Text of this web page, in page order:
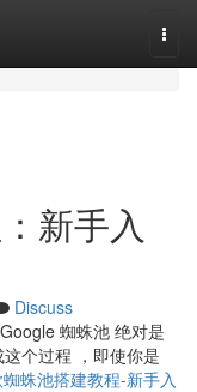
新手入
Discuss
蜘蛛池 绝对是
个过程 ，即使你是
蛛池搭建教程-新手入